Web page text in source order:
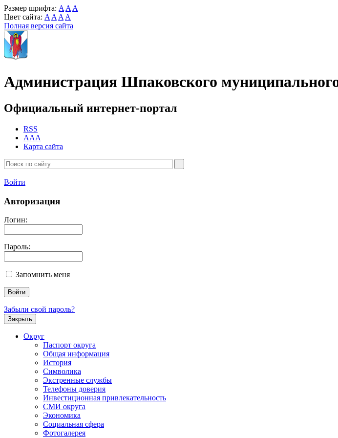
Размер шрифта: A A A
Цвет сайта: A A A A
Полная версия сайта
Администрация Шпаковского
Официальный интернет-портал
RSS
AAA
Карта сайта
Войти
Авторизация
Логин:
Пароль:
Запомнить меня
Забыли свой пароль?
Закрыть
Округ
Паспорт округа
Общая информация
История
Символика
Экстренные службы
Телефоны доверия
Инвестиционная привлекательность
СМИ округа
Экономика
Социальная сфера
Фотогалерея